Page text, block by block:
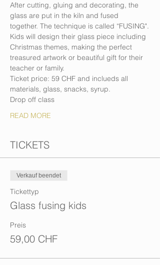
After cutting, gluing and decorating, the
glass are put in the kiln and fused
together. The technique is called “FUSING".
Kids will design their glass piece including
Christmas themes, making the perfect
treasured artwork or beautiful gift for their
teacher or family.
Ticket price: 59 CHF and inclueds all
materials, glass, snacks, syrup.
Drop off class
READ MORE
TICKETS
Verkauf beendet
Tickettyp
Glass fusing kids
Preis
59,00 CHF